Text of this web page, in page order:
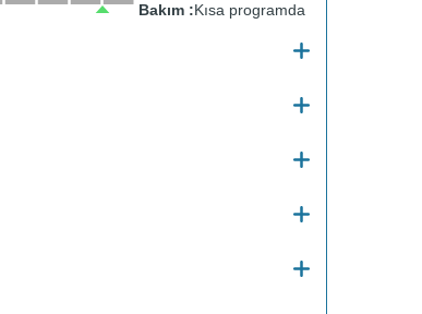
Bakım :Kısa programda